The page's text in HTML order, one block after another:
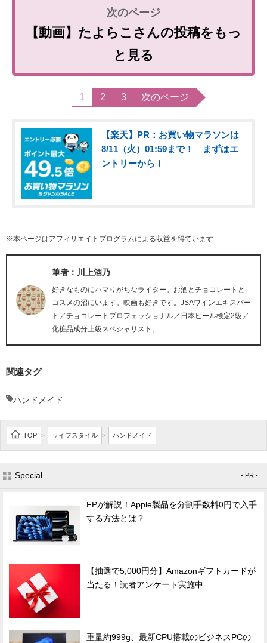
【動画】たよらこさんの投稿をもっ
と見る
1 2 3 次のページ
【楽天】PR：お買い物マラソンは
8/11（火）01:59まで！ まずはエ
ントリーから！
※本ページはアフィリエイトプログラムによる収益を得ています
筆者：川上酒乃
好きなものにハマりがちなライター。お酒とチョコレートと
コスメの沼にいます。映画も好きです。JSAワインエキスパー
ト／チョコレートプロフェッショナル／日本ビール検定2級／
化粧品成分上級スペシャリスト。
関連タグ
ハンドメイド
TOP > ライフスタイル > ハンドメイド
Special - PR -
FPが解説！Apple製品を分割手数料0円で入手
する方法とは？
【抽選で5,000円分】Amazonギフトカードが
当たる！読者アンケート実施中
重量約999g、最新CPU搭載のビジネスPCの